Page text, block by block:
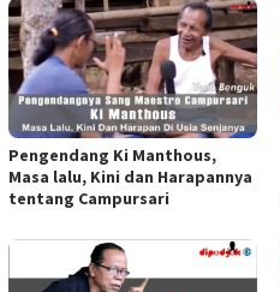
Pengendang Ki Manthous,
Masa lalu, Kini dan Harapannya
tentang Campursari